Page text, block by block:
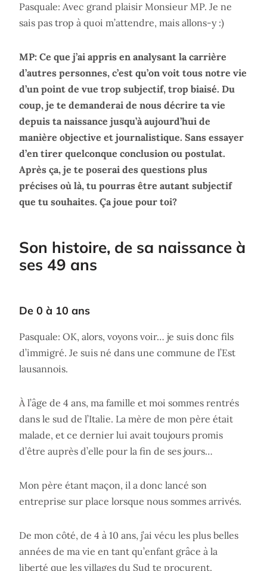
Pasquale: Avec grand plaisir Monsieur MP. Je ne
sais pas trop à quoi m’attendre, mais allons-y :)
MP: Ce que j’ai appris en analysant la carrière
d’autres personnes, c’est qu’on voit tous notre vie
d’un point de vue trop subjectif, trop biaisé. Du
coup, je te demanderai de nous décrire ta vie
depuis ta naissance jusqu’à aujourd’hui de
manière objective et journalistique. Sans essayer
d’en tirer quelconque conclusion ou postulat.
Après ça, je te poserai des questions plus
précises où là, tu pourras être autant subjectif
que tu souhaites. Ça joue pour toi?
Son histoire, de sa naissance à
ses 49 ans
De 0 à 10 ans
Pasquale: OK, alors, voyons voir… je suis donc fils
d’immigré. Je suis né dans une commune de l’Est
lausannois.
À l’âge de 4 ans, ma famille et moi sommes rentrés
dans le sud de l’Italie. La mère de mon père était
malade, et ce dernier lui avait toujours promis
d’être auprès d’elle pour la fin de ses jours…
Mon père étant maçon, il a donc lancé son
entreprise sur place lorsque nous sommes arrivés.
De mon côté, de 4 à 10 ans, j’ai vécu les plus belles
années de ma vie en tant qu’enfant grâce à la
liberté que les villages du Sud te procurent.